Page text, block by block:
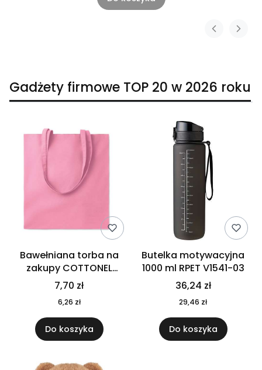
Gadżety firmowe TOP 20 w 2026 roku
Bawełniana torba na
zakupy COTTONEL
COLOUR++ MO9846-11
7,70 zł
6,26 zł
Do koszyka
Butelka motywacyjna
1000 ml RPET V1541-03
36,24 zł
29,46 zł
Do koszyka